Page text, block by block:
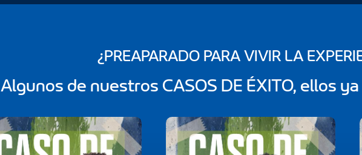
¿PREAPARADO PARA VIVIR LA
Algunos de nuestros CASOS DE ÉXITO, ellos